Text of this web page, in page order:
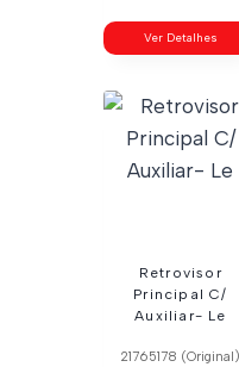
Ver Detalhes
Retrovisor
Principal C/
Auxiliar- Le
21765178 (Original)